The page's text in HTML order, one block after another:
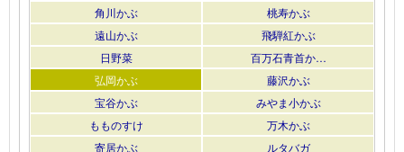
角川かぶ
桃寿かぶ
遠山かぶ
飛騨紅かぶ
日野菜
百万石青首か…
弘岡かぶ
藤沢かぶ
宝谷かぶ
みやま小かぶ
もものすけ
万木かぶ
寄居かぶ
ルタバガ